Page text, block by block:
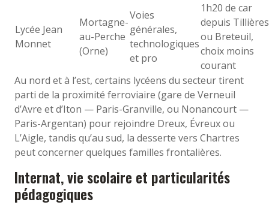
Lycée Jean
Monnet
Mortagne-
au-Perche
(Orne)
Voies
générales,
technologiques
et pro
1h20 de car
depuis Tillières
ou Breteuil,
choix moins
courant
Au nord et à l’est, certains lycéens du secteur tirent
parti de la proximité ferroviaire (gare de Verneuil
d’Avre et d’Iton — Paris-Granville, ou Nonancourt —
Paris-Argentan) pour rejoindre Dreux, Évreux ou
L’Aigle, tandis qu’au sud, la desserte vers Chartres
peut concerner quelques familles frontalières.
Internat, vie scolaire et particularités
pédagogiques